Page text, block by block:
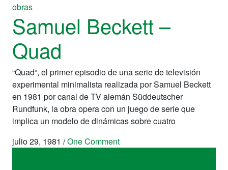
obras
Samuel Beckett –
Quad
“Quad“, el primer episodio de una serie de televisión
experimental minimalista realizada por Samuel Beckett
en 1981 por canal de TV alemán Süddeutscher
Rundfunk, la obra opera con un juego de serie que
implica un modelo de dinámicas sobre cuatro
julio 29, 1981 /One Comment